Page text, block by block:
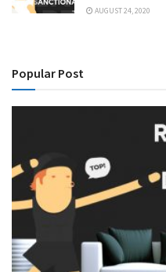
AUGUST 24, 2020
Popular Post